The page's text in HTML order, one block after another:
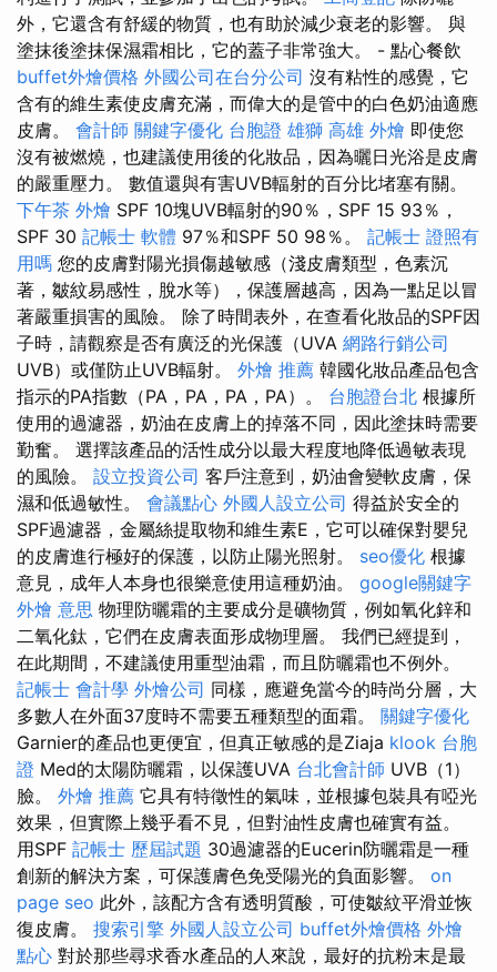
外，它還含有舒緩的物質，也有助於減少衰老的影響。 與
塗抹後塗抹保濕霜相比，它的蓋子非常強大。 - 點心餐飲
buffet外燴價格 外國公司在台分公司 沒有粘性的感覺，它
含有的維生素使皮膚充滿，而偉大的是管中的白色奶油適應
皮膚。 會計師 關鍵字優化 台胞證 雄獅 高雄 外燴 即使您
沒有被燃燒，也建議使用後的化妝品，因為曬日光浴是皮膚
的嚴重壓力。 數值還與有害UVB輻射的百分比堵塞有關。
下午茶 外燴 SPF 10塊UVB輻射的90％，SPF 15 93％，
SPF 30 記帳士 軟體 97％和SPF 50 98％。 記帳士 證照有
用嗎 您的皮膚對陽光損傷越敏感（淺皮膚類型，色素沉
著，皺紋易感性，脫水等），保護層越高，因為一點足以冒
著嚴重損害的風險。 除了時間表外，在查看化妝品的SPF因
子時，請觀察是否有廣泛的光保護（UVA 網路行銷公司
UVB）或僅防止UVB輻射。 外燴 推薦 韓國化妝品產品包含
指示的PA指數（PA，PA，PA，PA）。 台胞證台北 根據所
使用的過濾器，奶油在皮膚上的掉落不同，因此塗抹時需要
勤奮。 選擇該產品的活性成分以最大程度地降低過敏表現
的風險。 設立投資公司 客戶注意到，奶油會變軟皮膚，保
濕和低過敏性。 會議點心 外國人設立公司 得益於安全的
SPF過濾器，金屬絲提取物和維生素E，它可以確保對嬰兒
的皮膚進行極好的保護，以防止陽光照射。 seo優化 根據
意見，成年人本身也很樂意使用這種奶油。 google關鍵字
外燴 意思 物理防曬霜的主要成分是礦物質，例如氧化鋅和
二氧化鈦，它們在皮膚表面形成物理層。 我們已經提到，
在此期間，不建議使用重型油霜，而且防曬霜也不例外。
記帳士 會計學 外燴公司 同樣，應避免當今的時尚分層，大
多數人在外面37度時不需要五種類型的面霜。 關鍵字優化
Garnier的產品也更便宜，但真正敏感的是Ziaja klook 台胞
證 Med的太陽防曬霜，以保護UVA 台北會計師 UVB（1）
臉。 外燴 推薦 它具有特徵性的氣味，並根據包裝具有啞光
效果，但實際上幾乎看不見，但對油性皮膚也確實有益。
用SPF 記帳士 歷屆試題 30過濾器的Eucerin防曬霜是一種
創新的解決方案，可保護膚色免受陽光的負面影響。 on
page seo 此外，該配方含有透明質酸，可使皺紋平滑並恢
復皮膚。 搜索引擎 外國人設立公司 buffet外燴價格 外燴
點心 對於那些尋求香水產品的人來說，最好的抗粉末是最